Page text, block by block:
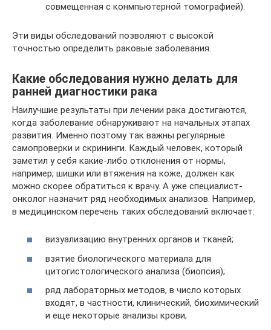
совмещенная с конмпьютерной томографией).
Эти виды обследований позволяют с высокой
точностью определить раковые заболевания.
Какие обследования нужно делать для
ранней диагностики рака
Наилучшие результаты при лечении рака достигаются,
когда заболевание обнаруживают на начальных этапах
развития. Именно поэтому так важны регулярные
самопроверки и скрининги. Каждый человек, который
заметил у себя какие-либо отклонения от нормы,
например, шишки или втяжения на коже, должен как
можно скорее обратиться к врачу. А уже специалист-
онколог назначит ряд необходимых анализов. Например,
в медицинском перечень таких обследований включает:
визуализацию внутренних органов и тканей;
взятие биологического материала для
цитогистологического анализа (биопсия);
ряд лабораторных методов, в число которых
входят, в частности, клинический, биохимический
и еще некоторые анализы крови;